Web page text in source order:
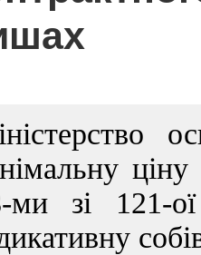
ми зі 121-ої